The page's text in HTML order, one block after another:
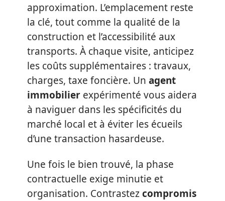
approximation. L’emplacement reste
la clé, tout comme la qualité de la
construction et l’accessibilité aux
transports. À chaque visite, anticipez
les coûts supplémentaires : travaux,
charges, taxe foncière. Un agent
immobilier expérimenté vous aidera
à naviguer dans les spécificités du
marché local et à éviter les écueils
d’une transaction hasardeuse.
Une fois le bien trouvé, la phase
contractuelle exige minutie et
organisation. Contrastezcompromis